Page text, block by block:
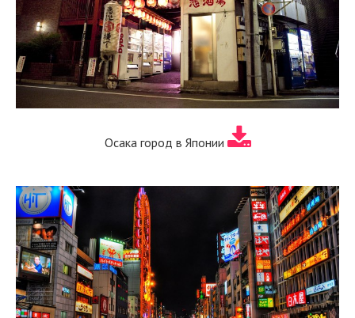
Осака город в Японии